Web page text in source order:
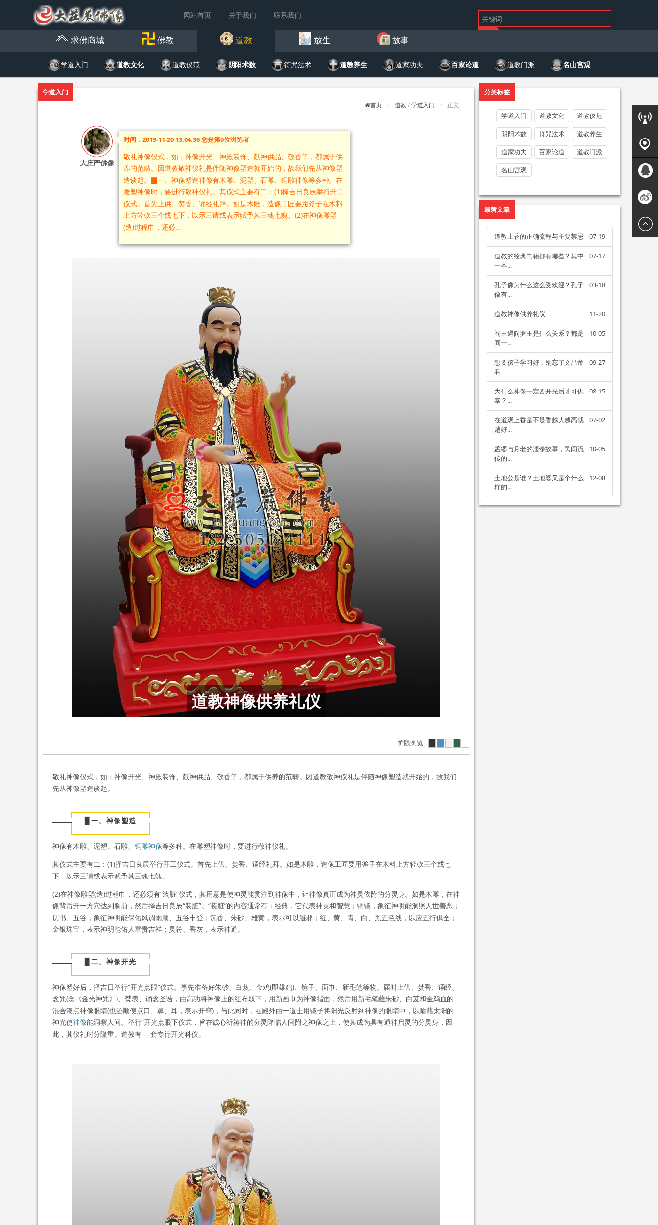
网站首页 关于我们 联系我们
求佛商城 佛教 道教
学道入门 道教文化 道教仪范 阴阳术数 符咒法术 道教养生 道家功夫 百家论道 道教门派 名山宫观
放生 故事
学道入门
首页 道教/学道入门 正文
大庄严佛像
时间：2019-11-20 13:04:36 您是第0位浏览者
敬礼神像仪式，如：神像开光、神殿装饰、献神供品、敬香等，都属于供
养的范畴。因道教敬神仪礼是伴随神像塑造就开始的，故我们先从神像塑
造谈起。▉一、神像塑造神像有木雕、泥塑、石雕、铜雕神像等多种。在
雕塑神像时，要进行敬神仪礼。其仪式主要有二：(1)择吉日良辰举行开工
仪式。首先上供、焚香、诵经礼拜。如是木雕，造像工匠要用斧子在木料
上方轻砍三个或七下，以示三请或表示赋予其三魂七魄。(2)在神像雕塑
(造)过程巾，还必...
道教神像供养礼仪
护眼浏览
敬礼神像仪式，如：神像开光、神殿装饰、献神供品、敬香等，都属于供养的范畴。因道教敬神仪礼是伴随神像塑造就开始的，故我们
先从神像塑造谈起。
一、神像塑造
神像有木雕、泥塑、石雕、铜雕神像等多种。在雕塑神像时，要进行敬神仪礼。
其仪式主要有二：(1)择吉日良辰举行开工仪式。首先上供、焚香、诵经礼拜。如是木雕，造像工匠要用斧子在木料上方轻砍三个或七
下，以示三请或表示赋予其三魂七魄。
(2)在神像雕塑(造)过程巾，还必须有“装脏”仪式，其用意是使神灵能贯注到神像中，让神像真正成为神灵依附的分灵身。如是木雕，在神
像背后开一方穴达到胸前，然后择吉日良辰“装脏”。“装脏”的内容通常有：经典，它代表神灵和智慧；铜镜，象征神明能洞照人世善恶；
历书、五谷，象征神明能保佑风调雨顺、五谷丰登；沉香、朱砂、雄黄，表示可以避邪；红、黄、青、白、黑五色线，以应五行俱全；
金银珠宝，表示神明能佑人富贵吉祥；灵符、香灰，表示神通。
二、神像开光
神像塑好后，择吉日举行“开光点眼”仪式。事先准备好朱砂、白芨、金鸡(即雄鸡)、镜子、面巾、新毛笔等物。届时上供、焚香、诵经、
念咒(念《金光神咒》)、焚表、诵念圣诰，由高功将神像上的红布取下，用新画巾为神像揩面，然后用新毛笔蘸朱砂、白芨和金鸡血的
混合液点神像眼睛(也还顺便点口、鼻、耳，表示开窍)，与此同时，在殿外由一道士用镜子将阳光反射到神像的眼睛中，以喻藉太阳的
神光使神像能洞察人间。举行“开光点眼下仪式，旨在诚心祈祷神的分灵降临人间附之神像之上，使其成为具有通神启灵的分灵身，因
此，其仪礼时分隆重。道教有 —套专行开光科仪。
分类标签
学道入门 道教文化 道教仪范
阴阳术数 符咒法术 道教养生
道家功夫 百家论道 道教门派
名山宫观
最新文章
07-19
道教上香的正确流程与主要禁忌
07-17
道教的经典书籍都有哪些？其中
一本...
03-18
孔子像为什么这么受欢迎？孔子
像有...
11-20
道教神像供养礼仪
10-05
阎王遇阎罗王是什么关系？都是
同一...
09-27
想要孩子学习好，别忘了文昌帝
君
08-15
为什么神像一定要开光后才可供
奉？...
07-02
在道观上香是不是香越大越高就
越好...
10-05
孟婆与月老的凄惨故事，民间流
传的...
12-08
土地公是谁？土地婆又是个什么
样的...
客服中
联系我
们
QQ客服
新浪微